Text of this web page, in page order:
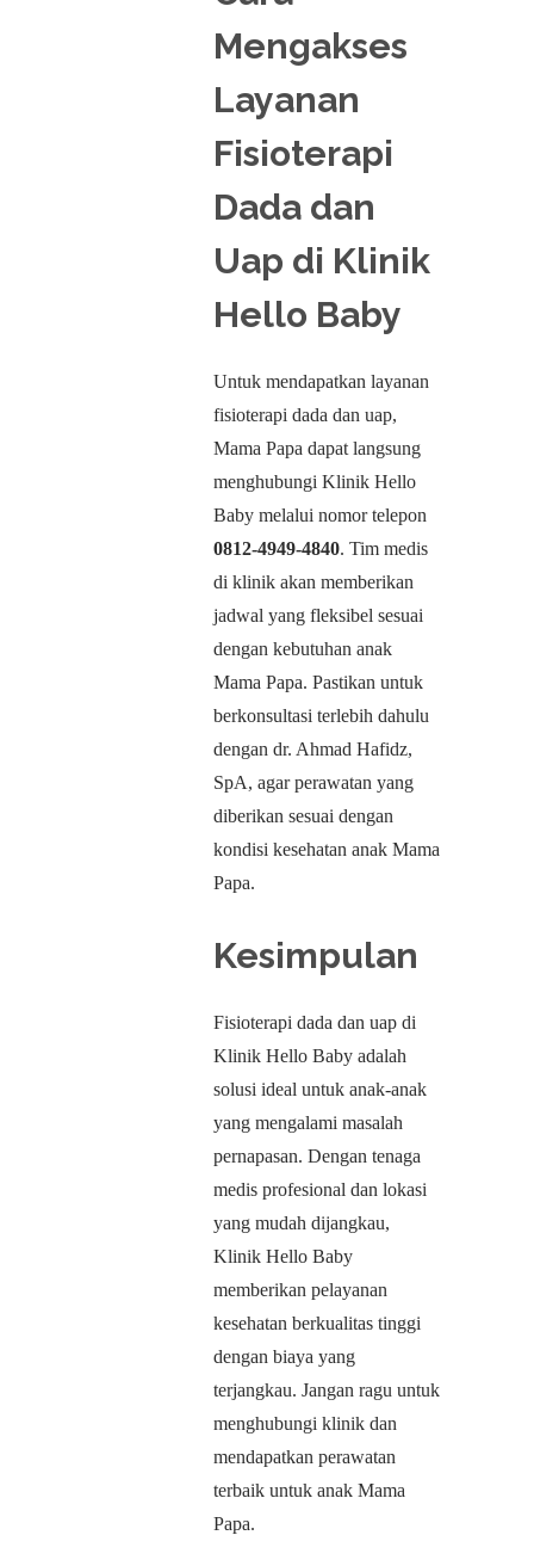
Mengakses
Layanan
Fisioterapi
Dada dan
Uap di Klinik
Hello Baby
Untuk mendapatkan layanan
fisioterapi dada dan uap,
Mama Papa dapat langsung
menghubungi Klinik Hello
Baby melalui nomor telepon
0812-4949-4840. Tim medis
di klinik akan memberikan
jadwal yang fleksibel sesuai
dengan kebutuhan anak
Mama Papa. Pastikan untuk
berkonsultasi terlebih dahulu
dengan dr. Ahmad Hafidz,
SpA, agar perawatan yang
diberikan sesuai dengan
kondisi kesehatan anak Mama
Papa.
Kesimpulan
Fisioterapi dada dan uap di
Klinik Hello Baby adalah
solusi ideal untuk anak-anak
yang mengalami masalah
pernapasan. Dengan tenaga
medis profesional dan lokasi
yang mudah dijangkau,
Klinik Hello Baby
memberikan pelayanan
kesehatan berkualitas tinggi
dengan biaya yang
terjangkau. Jangan ragu untuk
menghubungi klinik dan
mendapatkan perawatan
terbaik untuk anak Mama
Papa.